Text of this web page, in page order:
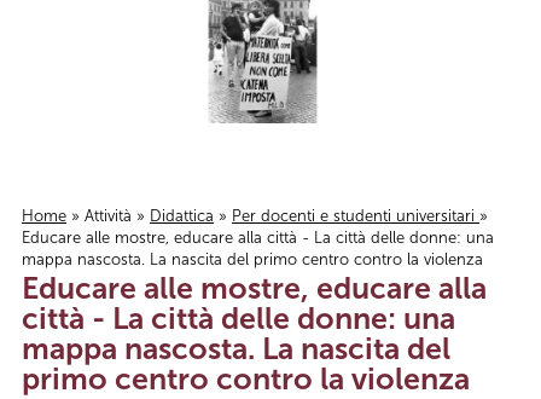
Tu sei qui
Home » Attività » Didattica » Per docenti e studenti universitari »
Educare alle mostre, educare alla città - La città delle donne: una
mappa nascosta. La nascita del primo centro contro la violenza
Educare alle mostre, educare alla
città - La città delle donne: una
mappa nascosta. La nascita del
primo centro contro la violenza